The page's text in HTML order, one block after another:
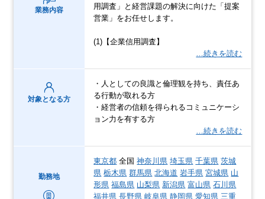
業務内容
用調査」と経営課題の解決に向けた「提案
営業」をお任せします。
(1)【企業信用調査】
…続きを読む
対象となる方
・人としての良識と倫理観を持ち、責任あ
る行動が取れる方
・経営者の信頼を得られるコミュニケーシ
ョン力を有する方
…続きを読む
勤務地
東京都 全国神奈川県 埼玉県 千葉県 茨城
県 栃木県 群馬県 北海道 岩手県 宮城県 山
形県 福島県 山梨県 新潟県 富山県 石川県
福井県 長野県 岐阜県 静岡県 愛知県 三重